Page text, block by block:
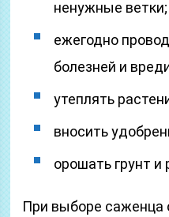
ненужные ветки;
ежегодно
болезней и
утеплять
вносить
орошать грунт и
При выборе саженца